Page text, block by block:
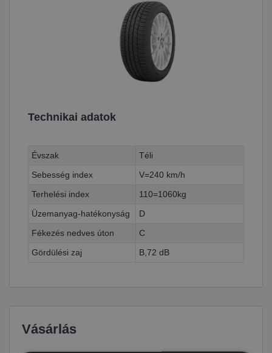
Technikai adatok
Évszak
Téli
Sebesség index
V=240 km/h
Terhelési index
110=1060kg
Üzemanyag-hatékonyság
D
Fékezés nedves úton
C
Gördülési zaj
B,72 dB
Vásárlás